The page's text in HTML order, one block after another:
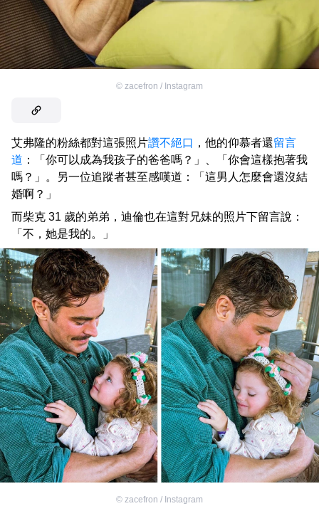
© zacefron / Instagram
艾弗隆的粉絲都對這張照片讚不絕口 ，他的仰慕者還留言
道 ：「你可以成為我孩子的爸爸嗎？」、「你會這樣抱著我
嗎？」。另一位追蹤者甚至感嘆道：「這男人怎麼會還沒結
婚啊？」
而柴克 31 歲的弟弟，迪倫也在這對兄妹的照片下留言說：
「不，她是我的。」
© zacefron / Instagram